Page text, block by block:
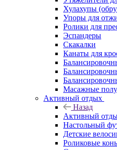
Хулахупы
Упоры для
Ролики для
Эспандеры
Скакалки
Канаты для
Масажные
Активный отдых
Назад
Активный
Настольный
Детские
Роликовые